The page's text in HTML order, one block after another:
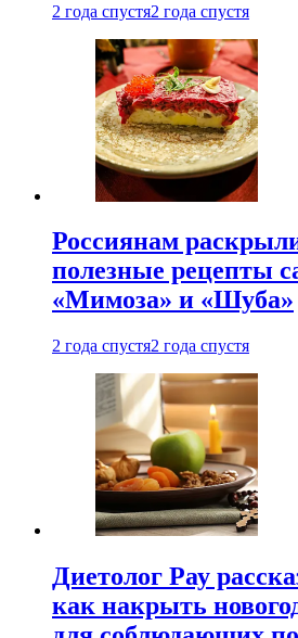
2 года спустя2 года спустя
Россиянам
полезные рецепты
«Мимоза» и «Шуба»
2 года спустя2 года спустя
Диетолог Рау
как накрыть